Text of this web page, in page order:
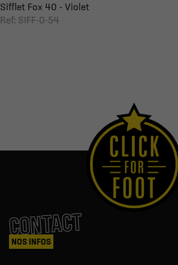
Sifflet Fox 40 - Violet
Ref: SIFF-0-54
CONTACT
NOS INFOS